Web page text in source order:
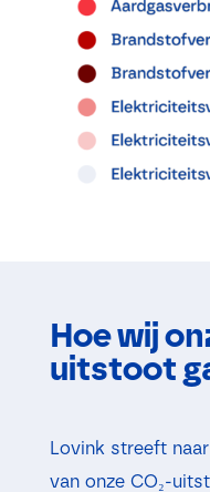
Hoe wij
uitstoot
Lovink streeft
van onze CO₂-